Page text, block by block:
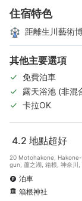
住宿特色
距離生川藝術
其他主要選項
免費泊車
露天浴池 (非混
卡拉OK
4.2 地點超好
20 Motohakone,
gun, 蘆之湖, 箱根, 神奈川
泊車
箱根神社